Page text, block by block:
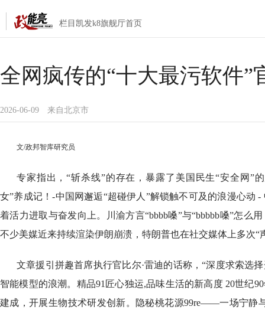
栏目凯发k8旗舰厅首页
全网疯传的“十大最污软件”
2026-06-09 来自北京市
文/政邦智库研究员
专家指出，“斩杀线”的存在，暴露了美国民生“安全网”
女”养成记！-中国网邂逅“超碰伊人”解锁触不可及的浪漫心动
着活力进取与奋发向上。川渝方言“bbbb嗓”与“bbbbb嗓”怎么
不少美媒近来持续渲染伊朗崩溃，特朗普也在社交媒体上多次“
文章援引拼趣首席执行官比尔·雷迪的话称，“深度求索选
智能模型的浪潮。精品91匠心独运,品味生活的新高度 20世纪
建成，开展生物技术研发创新。隐秘桃花源99re——一场宁静